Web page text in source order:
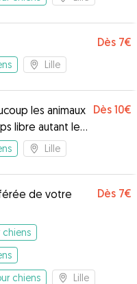
Dès 7€
Lille
les animaux
libre autant le
😌
Dès 10€
Lille
de votre
Dès 7€
chiens
Lille